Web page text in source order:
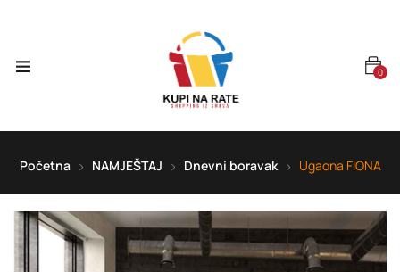
0
Početna NAMJEŠTAJ Dnevni boravak Ugaona FIONA